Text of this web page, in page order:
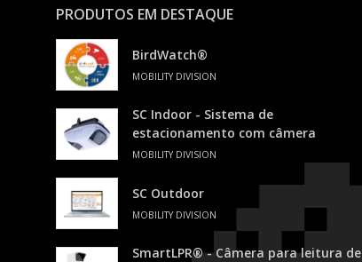
PRODUTOS EM DESTAQUE
BirdWatch®
MOBILITY DIVISION
SC Indoor - Sistema de
estacionamento com câmera
MOBILITY DIVISION
SC Outdoor
MOBILITY DIVISION
SmartLPR® - Câmera para leitura de